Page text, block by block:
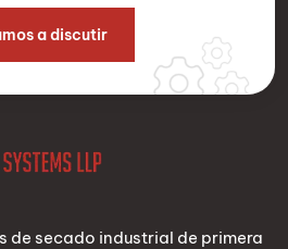
a discutir
de secado industrial de primera